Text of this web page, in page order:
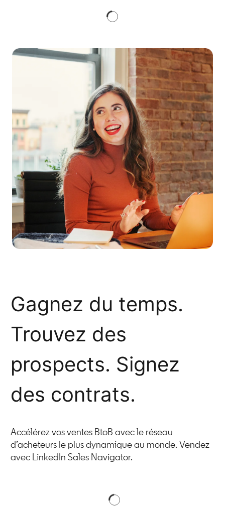
Gagnez du temps.
Trouvez des
prospects. Signez
des contrats.
Accélérez vos ventes BtoB avec le réseau
d’acheteurs le plus dynamique au monde​. Vendez
avec LinkedIn Sales Navigator.